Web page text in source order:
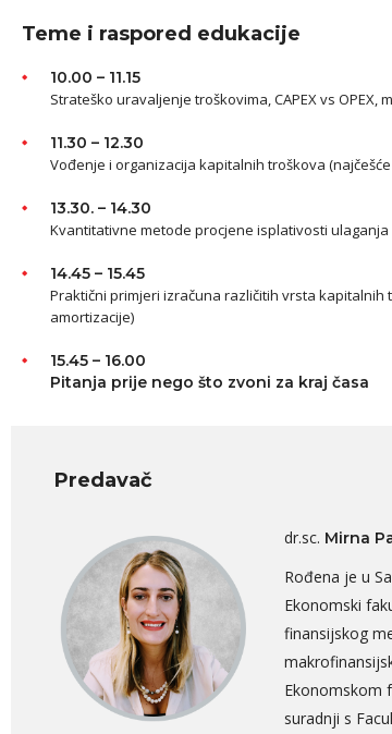
Teme i raspored edukacije
10.00 – 11.15
Strateško uravaljenje troškovima, CAPEX vs OPEX,
11.30 – 12.30
Vođenje i organizacija kapitalnih troškova
13.30. – 14.30
Kvantitativne metode procjene isplativosti
14.45 – 15.45
Praktični primjeri izračuna različitih vrsta kapitalnih
amortizacije)
15.45 – 16.00
Pitanja prije nego što zvoni za kraj časa
Predavač
dr.sc. Mirna
Rođena je u
Ekonomski
finansijskog
Ekonomskom
suradnji s